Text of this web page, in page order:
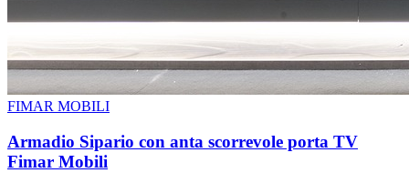
FIMAR MOBILI
Armadio Sipario con anta scorrevole porta TV
Fimar Mobili